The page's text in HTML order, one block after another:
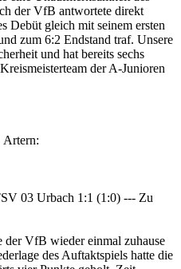
der VfB antwortete direkt
Debüt gleich mit seinem ersten
zum 6:2 Endstand traf. Unsere
und hat bereits sechs
der A-Junioren
Artern:
03 Urbach 1:1 (1:0) --- Zu
der VfB wieder einmal zuhause
des Auftaktspiels hatte die